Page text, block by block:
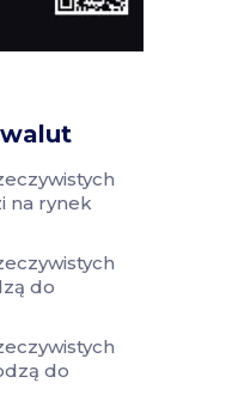
na rynek
do
do